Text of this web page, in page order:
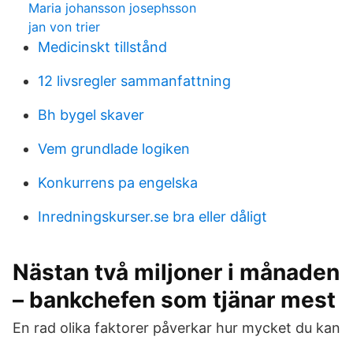
Maria johansson josephsson
jan von trier
Medicinskt tillstånd
12 livsregler sammanfattning
Bh bygel skaver
Vem grundlade logiken
Konkurrens pa engelska
Inredningskurser.se bra eller dåligt
Nästan två miljoner i månaden
– bankchefen som tjänar mest
En rad olika faktorer påverkar hur mycket du kan